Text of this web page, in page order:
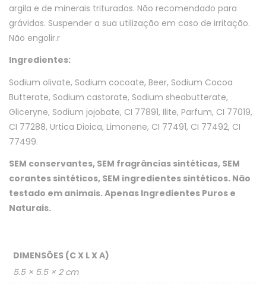
argila e de minerais triturados. Não recomendado para
grávidas. Suspender a sua utilização em caso de irritação.
Não engolir.r
Ingredientes:
Sodium olivate, Sodium cocoate, Beer, Sodium Cocoa
Butterate, Sodium castorate, Sodium sheabutterate,
Gliceryne, Sodium jojobate, CI 77891, Ilite, Parfum, CI 77019,
CI 77288, Urtica Dioica, Limonene, CI 77491, CI 77492, CI
77499.
SEM conservantes, SEM fragrâncias sintéticas, SEM
corantes sintéticos, SEM ingredientes sintéticos. Não
testado em animais. Apenas Ingredientes Puros e
Naturais.
DIMENSÕES (C X L X A)
5.5 × 5.5 × 2 cm